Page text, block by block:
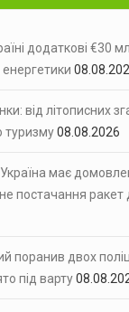
звернувся…
України…
30…
Володимир
додаткові €30
від літописних
туризму08.08.2026
має
постачання
поранив двох
під варту